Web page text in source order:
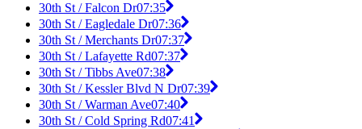
30th St / Falcon Dr07:35
30th St / Eagledale Dr07:36
30th St / Merchants Dr07:37
30th St / Lafayette Rd07:37
30th St / Tibbs Ave07:38
30th St / Kessler Blvd N Dr07:39
30th St / Warman Ave07:40
30th St / Cold Spring Rd07:41